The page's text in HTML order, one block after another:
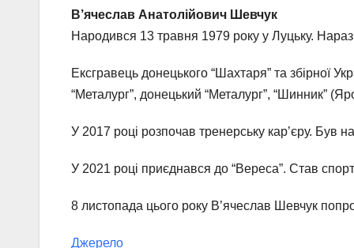
В’ячеслав Анатолійович Шевчук
Народився 13 травня 1979 року у Луцьку.
Ексгравець донецького “Шахтаря” та збірної
“Металург”, донецький “Металург”, “Шинник”
У 2017 році розпочав тренерську кар’єру. Був
У 2021 році приєднався до “Вереса”. Став
8 листопада цього року В’ячеслав Шевчук
Джерело